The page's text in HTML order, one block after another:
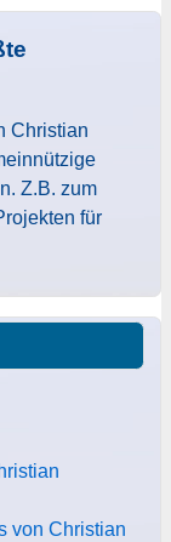
Christian
Z.B. zum
für
von Christian